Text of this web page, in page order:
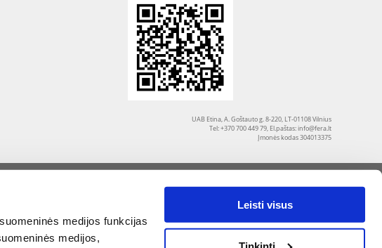
medijos funkcijas
medijos,
Leisti visus
UAB Etina, A. Goštauto g. 8-220, LT-01108 Vilnius
Tel: +370 700 449 79, El.paštas:info@fera.lt
Įmonės kodas 304013375